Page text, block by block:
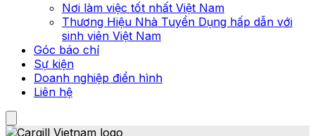
Nơi làm việc tốt nhất Việt Nam
Thương Hiệu Nhà Tuyển Dụng hấp dẫn với
sinh viên Việt Nam
Góc báo chí
Sự kiện
Doanh nghiệp điển hình
Liên hệ